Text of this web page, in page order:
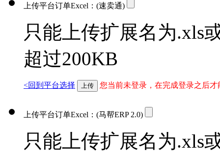
上传平台订单Excel： (速卖通)
只能上传扩展名为.xls
超过200KB
<回到平台选择 上传 您当前未登录，在完成登录之后
上传平台订单Excel： (马帮ERP 2.0)
只能上传扩展名为.xls